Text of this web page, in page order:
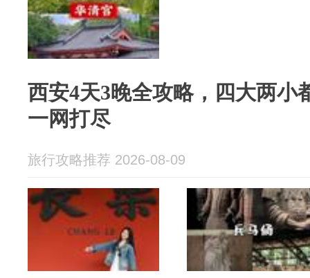
西安4天3晚全攻略，四大两小
一网打尽
旅行攻略推荐 2026-08-09